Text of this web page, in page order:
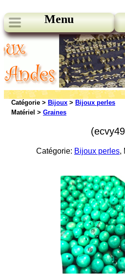
Menu
Catégorie > Bijoux > Bijoux perles
Matériel > Graines
Catégorie: Bijoux perles,